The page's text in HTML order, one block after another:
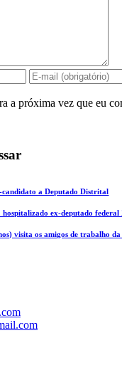
a próxima vez que eu
a Deputado Distrital
ex-deputado federal
visita os amigos de trabalho